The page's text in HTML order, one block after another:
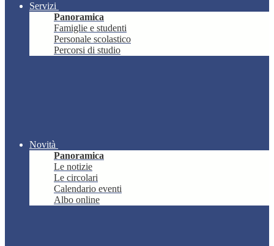
Servizi
Panoramica
Famiglie e studenti
Personale scolastico
Percorsi di studio
Novità
Panoramica
Le notizie
Le circolari
Calendario eventi
Albo online